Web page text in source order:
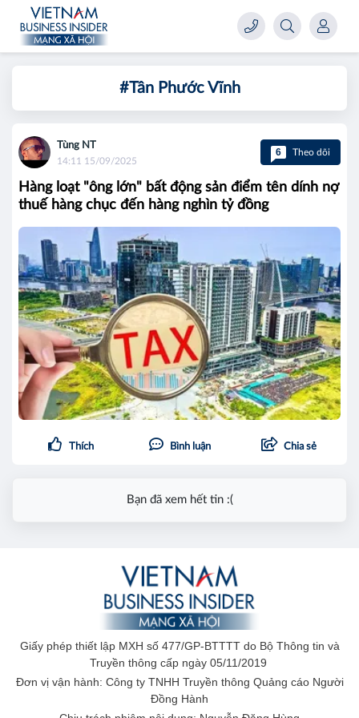
#Tân Phước Vĩnh
Tùng NT
14:11 15/09/2025
6 Theo dõi
Hàng loạt "ông lớn" bất động sản điểm tên dính nợ
thuế hàng chục đến hàng nghìn tỷ đồng
Thích Bình luận Chia sẻ
Bạn đã xem hết tin :(
Giấy phép thiết lập MXH số 477/GP-BTTTT do Bộ Thông tin và
Truyền thông cấp ngày 05/11/2019
Đơn vị vận hành: Công ty TNHH Truyền thông Quảng cáo Người
Đồng Hành